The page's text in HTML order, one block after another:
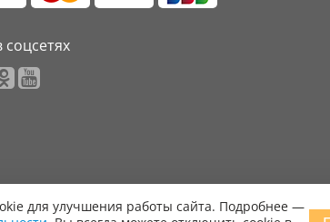
для улучшения работы сайта. Подробнее —